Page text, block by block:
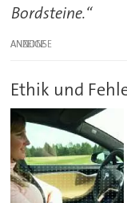
Bordsteine.“
ANZEIGE
Ethik und